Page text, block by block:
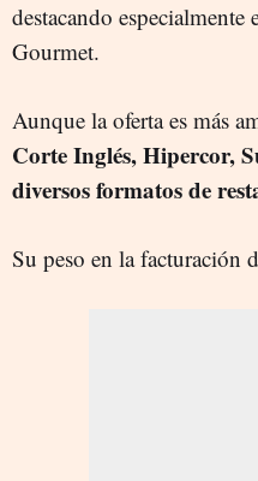
destacando
Gourmet.
Aunque la oferta es más
Corte Inglés, Hipercor,
diversos formatos de
Su peso en la facturación